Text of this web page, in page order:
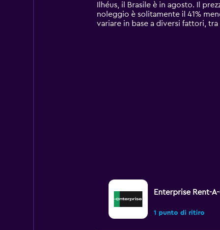
categories.
The
chart
Ilhéus, il Brasile è in agosto. Il
noleggio è solitamente il 41%
variare in base a diversi fattori,
Enterprise Rent-
1 punto di ritiro